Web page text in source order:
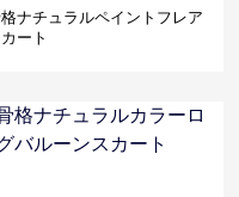
ナチュラルペイントフレア
ート